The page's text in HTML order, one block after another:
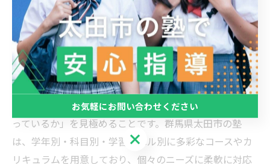
「どんなサポートが受けられたか」を具体的に確認しま
しょう。保護者自身が納得できる塾選びをすることで、
子どもも安心して学習に取り組める環境が整います。
子どもの個性に合う塾比較の着眼点
塾比較の際、最も大切なのは「子どもの個性や目標に合
っているか」を見極めることです。群馬県太田市の塾
は、学年別・科目別・学習レベル別に多彩なコースやカ
リキュラムを用意しており、個々のニーズに柔軟に対応
お気軽にお問い合わせください
お気軽にお問い合わせください